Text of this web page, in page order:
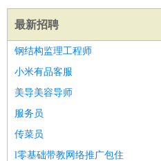
最新招聘
钢结构监理工程师
小米有品客服
美导美容导师
服务员
传菜员
l零基础带教网络推广包住